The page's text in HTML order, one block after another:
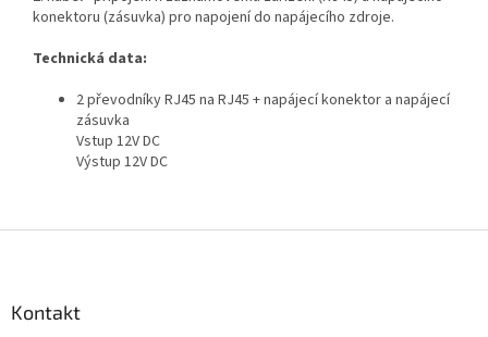
konektoru (zásuvka) pro napojení do napájecího zdroje.
Technická data:
2 převodníky RJ45 na RJ45 + napájecí konektor a napájecí
zásuvka
Vstup 12V DC
Výstup 12V DC
Kontakt